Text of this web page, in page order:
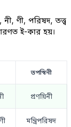
ণী, পরিষদ, তত্ত্ব
ই-কার হয়।
তপস্বিনী
প্রণয়িনী
মন্ত্রিপরিষদ